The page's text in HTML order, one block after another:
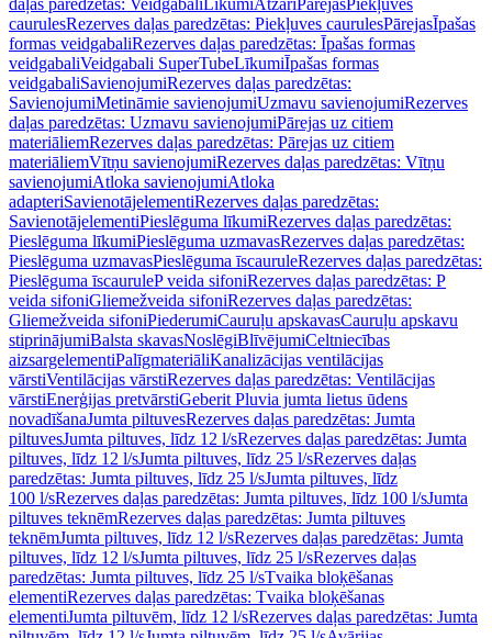
daļas paredzētas: Veidgabali LīkumiAtzari PārejasPiekļuves
caurulesRezerves daļas paredzētas: Piekļuves caurulesPārejasĪpašas
formas veidgabaliRezerves daļas paredzētas: Īpašas formas
veidgabaliVeidgabali SuperTubeLīkumiĪpašas formas
veidgabaliSavienojumiRezerves daļas paredzētas:
SavienojumiMetināmie savienojumiUzmavu savienojumiRezerves
daļas paredzētas: Uzmavu savienojumiPārejas uz citiem
materiāliemRezerves daļas paredzētas: Pārejas uz citiem
materiāliemVītņu savienojumiRezerves daļas paredzētas: Vītņu
savienojumiAtloka savienojumiAtloka
adapteriSavienotājelementiRezerves daļas paredzētas:
SavienotājelementiPieslēguma līkumiRezerves daļas paredzētas:
Pieslēguma līkumiPieslēguma uzmavasRezerves daļas paredzētas:
Pieslēguma uzmavasPieslēguma īscauruleRezerves daļas paredzētas:
Pieslēguma īscauruleP veida sifoniRezerves daļas paredzētas: P
veida sifoniGliemežveida sifoniRezerves daļas paredzētas:
Gliemežveida sifoniPiederumiCauruļu apskavasCauruļu apskavu
stiprinājumiBalsta skavasNoslēgiBlīvējumiCeltniecības
aizsargelementiPalīgmateriāliKanalizācijas ventilācijas
vārstiVentilācijas vārstiRezerves daļas paredzētas: Ventilācijas
vārstiEnerģijas pretvārstiGeberit Pluvia jumta lietus ūdens
novadīšanaJumta piltuvesRezerves daļas paredzētas: Jumta
piltuvesJumta piltuves, līdz 12 l/sRezerves daļas paredzētas: Jumta
piltuves, līdz 12 l/sJumta piltuves, līdz 25 l/sRezerves daļas
paredzētas: Jumta piltuves, līdz 25 l/sJumta piltuves, līdz
100 l/sRezerves daļas paredzētas: Jumta piltuves, līdz 100 l/sJumta
piltuves teknēmRezerves daļas paredzētas: Jumta piltuves
teknēmJumta piltuves, līdz 12 l/sRezerves daļas paredzētas: Jumta
piltuves, līdz 12 l/sJumta piltuves, līdz 25 l/sRezerves daļas
paredzētas: Jumta piltuves, līdz 25 l/sTvaika bloķēšanas
elementiRezerves daļas paredzētas: Tvaika bloķēšanas
elementiJumta piltuvēm, līdz 12 l/sRezerves daļas paredzētas: Jumta